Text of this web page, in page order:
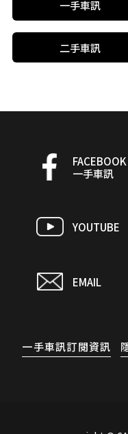
一手車訊
二手車訊
FACEBOOK
一手車訊
YOUTUBE
EMAIL
一手車訊訂閱資訊